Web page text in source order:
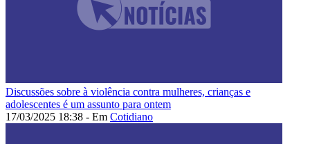
Discussões sobre à violência contra mulheres, crianças e
adolescentes é um assunto para ontem
17/03/2025 18:38 - Em Cotidiano